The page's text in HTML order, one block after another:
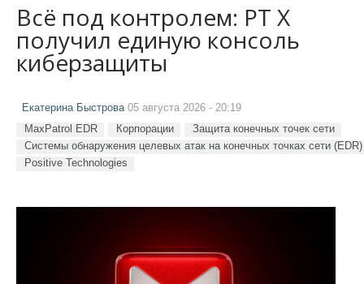
Всё под контролем: PT X
получил единую консоль
киберзащиты
Екатерина Быстрова05 августа 2026 - 20:19
MaxPatrol EDR Корпорации
Защита конечных точек сети
Системы обнаружения целевых атак на конечных точках сети (EDR)
Positive Technologies